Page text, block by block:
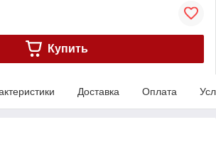
Купить
Доставка Оплата